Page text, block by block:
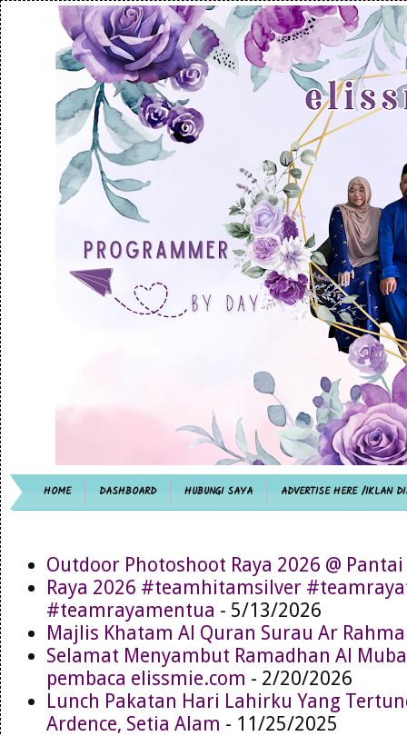
HOME DASHBOARD HUBUNGI SAYA ADVERTISE HERE /IKLAN
Outdoor Photoshoot Raya 2026 @ Pantai
Raya 2026 #teamhitamsilver
#teamrayamentua - 5/13/2026
Majlis Khatam Al Quran Surau Ar
Selamat Menyambut Ramadhan Al
pembaca elissmie.com - 2/20/2026
Lunch Pakatan Hari Lahirku Yang
Ardence, Setia Alam - 11/25/2025